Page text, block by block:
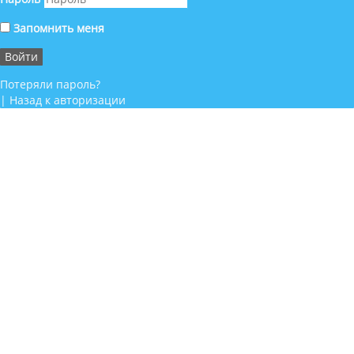
Запомнить меня
Потеряли пароль?
| Назад к авторизации